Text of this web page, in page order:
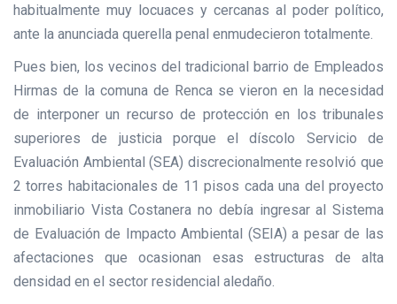
habitualmente muy locuaces y cercanas al poder político,
ante la anunciada querella penal enmudecieron totalmente.
Pues bien, los vecinos del tradicional barrio de Empleados
Hirmas de la comuna de Renca se vieron en la necesidad
de interponer un recurso de protección en los tribunales
superiores de justicia porque el díscolo Servicio de
Evaluación Ambiental (SEA) discrecionalmente resolvió que
2 torres habitacionales de 11 pisos cada una del proyecto
inmobiliario Vista Costanera no debía ingresar al Sistema
de Evaluación de Impacto Ambiental (SEIA) a pesar de las
afectaciones que ocasionan esas estructuras de alta
densidad en el sector residencial aledaño.